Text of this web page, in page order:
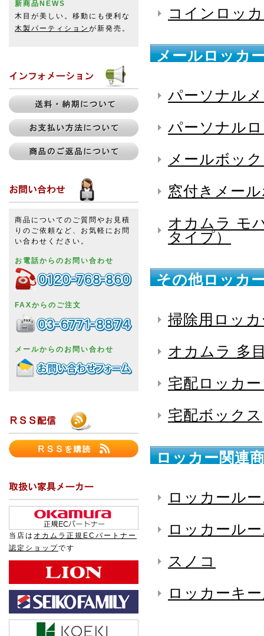
コインロッ
メールロッカ
パーソナル
パーソナル
メールボッ
窓付きメー
オカムラ モ
タイプ）
その他ロッカ
掃除用ロッ
オカムラ 多
宅配ロッカ
宅配ボックス
ロッカー関連
ロッカール
ロッカール
スノコ
ロッカーキ
新商品NEWS
木目が美しい。移動にも便利な
木製パーティション が新発売。
商品についてのご質問やお見積
りのご依頼など、お気軽にお問
い合わせください。
お電話からのお問い合わせ
FAXからのご注文
メールからのお問い合わせ
当店は オカムラ正規ECパートナー
認定ショップです